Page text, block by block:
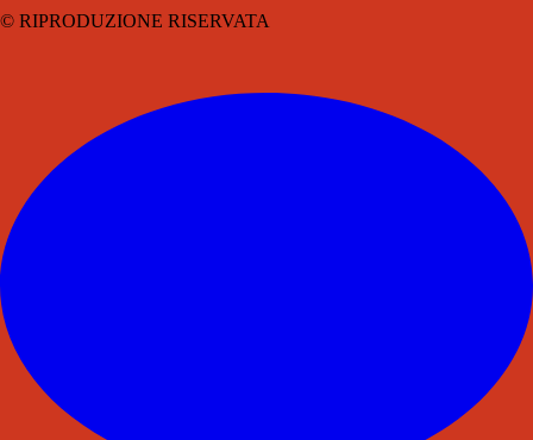
© RIPRODUZIONE RISERVATA